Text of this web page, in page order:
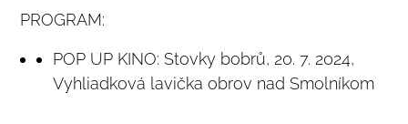
PROGRAM:
POP UP KINO: Stovky bobrů, 20. 7. 2024,
Vyhliadková lavička obrov nad Smolníkom